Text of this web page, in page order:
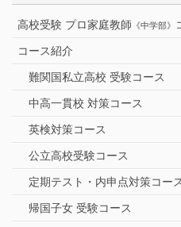
高校受験 プロ家庭教師 《中学部》
コース紹介
難関国私立高校 受験コース
中高一貫校 対策コース
英検対策コース
公立高校受験コース
定期テスト・内申点対策コー
帰国子女 受験コース